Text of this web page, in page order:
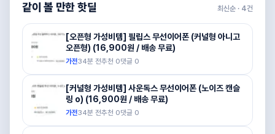
같이 볼 만한 핫딜 최신순 · 4건
[오픈형 가성비템] 필립스 무선이어폰 (커널형 아니고
오픈형) (16,900원 / 배송 무료)
가전34분 전추천 0댓글 0
[커널형 가성비템] 사운독스 무선이어폰 (노이즈 캔슬
링 o) (16,900원 / 배송 무료)
가전34분 전추천 0댓글 0